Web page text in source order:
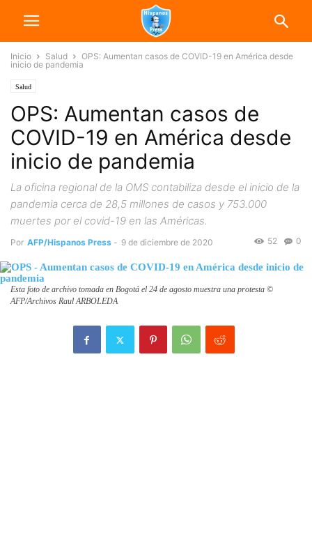
Inicio Salud
OPS: Aumentan casos de COVID-19 en América desde
inicio de pandemia
Salud
OPS: Aumentan casos de
COVID-19 en América desde
inicio de pandemia
La oficina regional de la OMS contabiliza desde el inicio de la
pandemia cerca de 28,5 millones de casos y 753.000
muertes por el covid-19 en las Américas.
Por AFP/Hispanos Press - 9 de diciembre de 2020 0
52
Esta foto de archivo tomada en Bogotá el 24 de agosto muestra una protesta ©
AFP/Archivos Raul ARBOLEDA